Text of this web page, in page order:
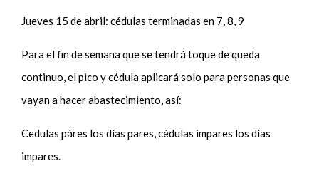
Jueves 15 de abril: cédulas terminadas en 7, 8, 9
Para el fin de semana que se tendrá toque de queda
continuo, el pico y cédula aplicará solo para personas que
vayan a hacer abastecimiento, así:
Cedulas páres los días pares, cédulas impares los días
impares.